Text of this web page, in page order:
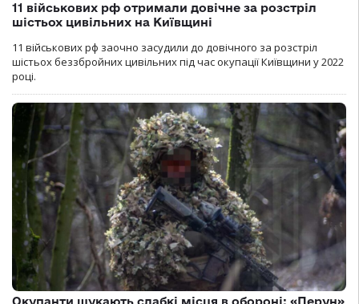
11 військових рф отримали довічне за розстріл
шістьох цивільних на Київщині
11 військових рф заочно засудили до довічного за розстріл
шістьох беззбройних цивільних під час окупації Київщини у 2022
році.
Окупанти шукають слабкі місця в обороні: «Перун»